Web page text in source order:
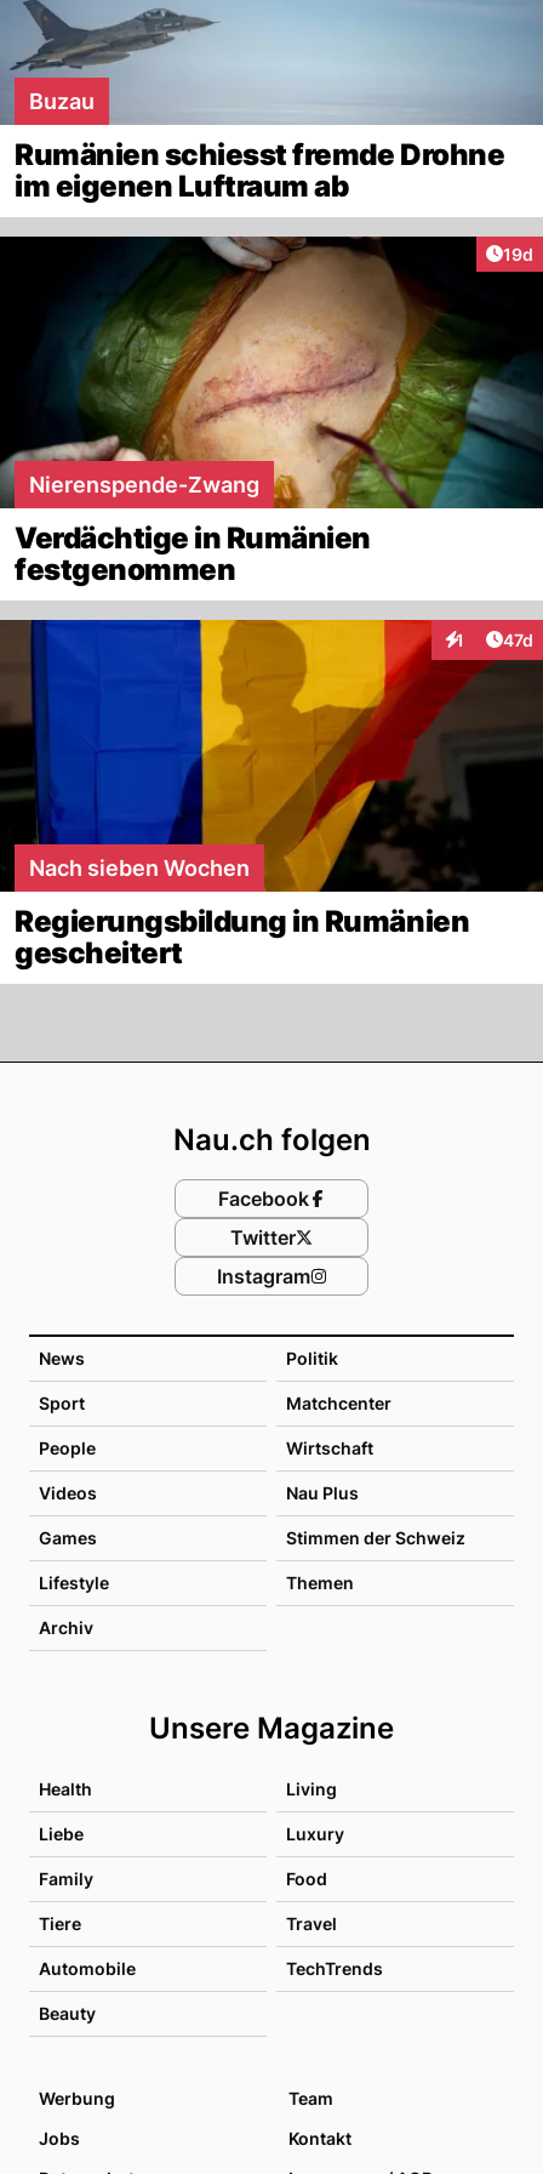
Buzau
Rumänien schiesst fremde Drohne
im eigenen Luftraum ab
19d
Nierenspende-Zwang
Verdächtige in Rumänien
festgenommen
1 47d
Nach sieben Wochen
Regierungsbildung in Rumänien
gescheitert
News Politik
Sport Matchcenter
People Wirtschaft
Videos Nau Plus
Games Stimmen der Schweiz
Lifestyle Themen
Archiv
Unsere Magazine
Health Living
Liebe Luxury
Family Food
Tiere Travel
Automobile TechTrends
Beauty
Nau.ch folgen
Facebook
Twitter
Instagram
Werbung
Team
Jobs
Kontakt